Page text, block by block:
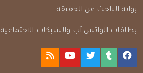
بوابة الباحث عن الحقيقة
بطاقات الواتس آب والشبكات الاجتماعية